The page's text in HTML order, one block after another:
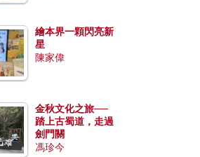
繪本界一顆閃亮新
星
陳家偉
金秋文化之旅──
踏上古蜀道，走過
劍門關
馮珍今